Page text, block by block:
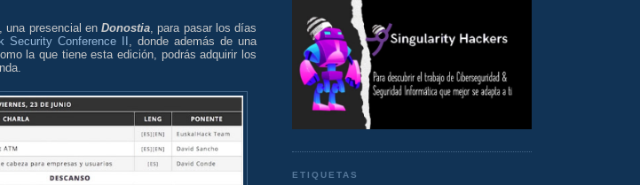
una presencial enDonostia , para pasar los días
Security Conference II
, donde además de una
la que tiene esta edición, podrás adquirir los
ETIQUETAS